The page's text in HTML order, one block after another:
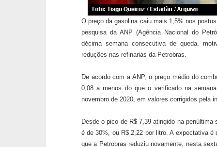
O preço da gasolina caiu mais 1,5% nos
pesquisa da ANP (Agência Nacional do
décima semana consecutiva de queda,
reduções nas refinarias da Petrobras.
De acordo com a ANP, o preço médio do
0,08 a menos do que o verificado na
novembro de 2020, em valores corrigidos pela
Desde o pico de R$ 7,39 atingido na
é de 30%, ou R$ 2,22 por litro. A expectativa
que a Petrobras reduziu novamente, nesta